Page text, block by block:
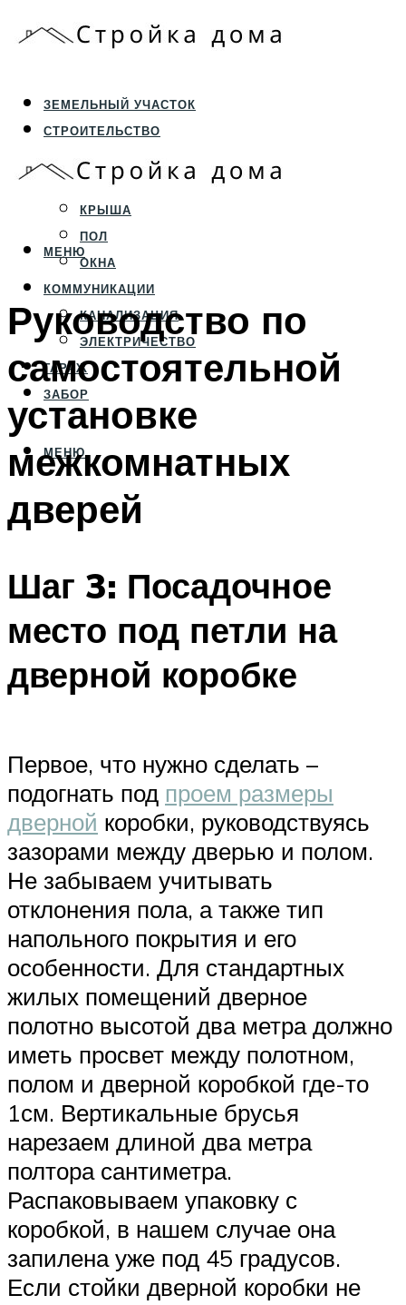
ЗЕМЕЛЬНЫЙ УЧАСТОК
СТРОИТЕЛЬСТВО
ФУНДАМЕНТ И ЦОКОЛЬ
ПЕРЕКРЫТИЯ И СТЕНЫ
КРЫША
ПОЛ
ОКНА
КОММУНИКАЦИИ
КАНАЛИЗАЦИЯ
ЭЛЕКТРИЧЕСТВО
ГАРАЖ
ЗАБОР
МЕНЮ
МЕНЮ
Руководство по
самостоятельной
установке
межкомнатных
дверей
Шаг 3: Посадочное
место под петли на
дверной коробке
Первое, что нужно сделать –
подогнать под проем размеры
дверной коробки, руководствуясь
зазорами между дверью и полом.
Не забываем учитывать
отклонения пола, а также тип
напольного покрытия и его
особенности. Для стандартных
жилых помещений дверное
полотно высотой два метра должно
иметь просвет между полотном,
полом и дверной коробкой где-то
1см. Вертикальные брусья
нарезаем длиной два метра
полтора сантиметра.
Распаковываем упаковку с
коробкой, в нашем случае она
запилена уже под 45 градусов.
Если стойки дверной коробки не